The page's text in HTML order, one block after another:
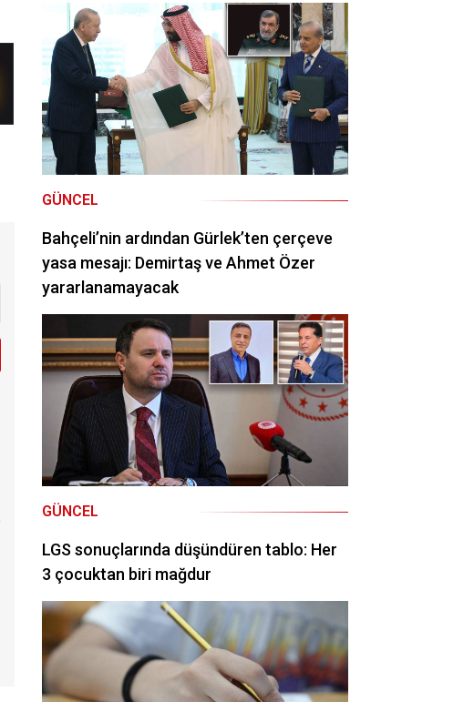
GÜNCEL
Bahçeli’nin ardından Gürlek’ten çerçeve
yasa mesajı: Demirtaş ve Ahmet Özer
yararlanamayacak
GÜNCEL
LGS sonuçlarında düşündüren tablo: Her
3 çocuktan biri mağdur